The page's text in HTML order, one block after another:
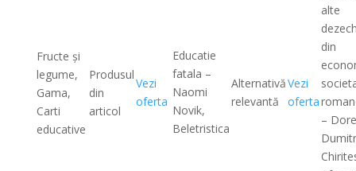
Fructe şi
legume,
Gama,
Carti
educative
Produsul
din
articol
Vezi
oferta
Educatie
fatala –
Naomi
Novik,
Beletristica
Alternativă
relevantă
Vezi
oferta
alte
din
–